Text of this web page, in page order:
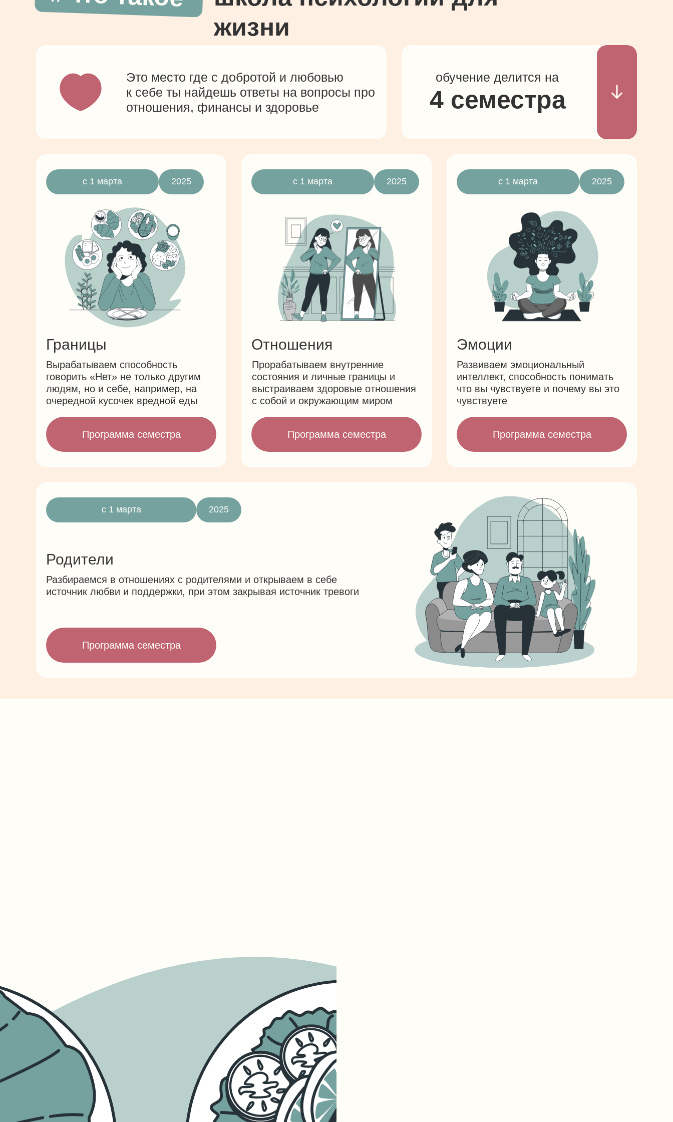
жизни
Это место где с добротой и любовью
к себе ты найдешь ответы на вопросы про
отношения, финансы и здоровье
4 семестра
обучение делится на
Границы
Вырабатываем способность
говорить «Нет» не только другим
людям, но и себе, например, на
очередной кусочек вредной еды
с 1 марта 2025
Программа семестра
Отношения
с 1 марта 2025
Программа семестра
Прорабатываем внутренние
состояния и личные границы и
выстраиваем здоровые отношения
с собой и окружающим миром
Эмоции
с 1 марта 2025
Развиваем эмоциональный
интеллект, способность понимать
что вы чувствуете и почему вы это
чувствуете
Программа семестра
Родители
2025
с 1 марта
Разбираемся в отношениях с родителями и открываем в себе
источник любви и поддержки, при этом закрывая источник тревоги
Программа семестра